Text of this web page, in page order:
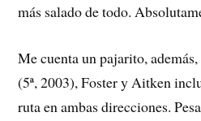
más salado de todo.
Me cuenta un pajarito,
(5ª, 2003), Foster y Aitken
ruta en ambas direcciones.